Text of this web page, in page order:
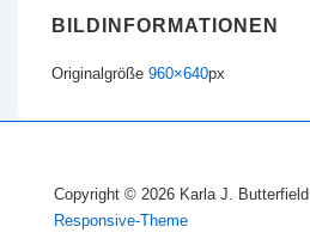
BILDINFORMATIONEN
Originalgröße 960×640px
Copyright © 2026 Karla J. Butterfield
Responsive-Theme